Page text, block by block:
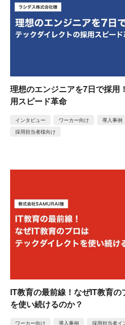
理想のエンジニアを7日で採用
用スピード革命
インタビュー ワーカー向け 導入事例
採用担当者様向け
IT教育の最前線！なぜIT教育の
を使い続けるのか？
ワーカー向け 導入事例 採用担当者イ